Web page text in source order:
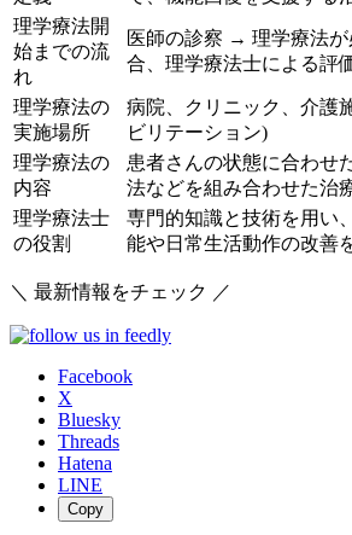
理学療法開
始までの流
れ
医師の診察 → 理学療法
合、理学療法士による評
理学療法の
実施場所
病院、クリニック、介護
ビリテーション)
理学療法の
内容
患者さんの状態に合わせ
法などを組み合わせた治
理学療法士
の役割
専門的知識と技術を用い
能や日常生活動作の改善
＼ 最新情報をチェック ／
Facebook
X
Bluesky
Threads
Hatena
LINE
Copy